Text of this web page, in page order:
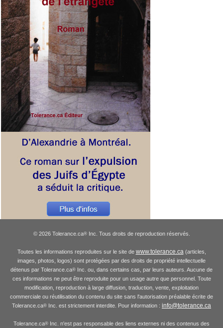
© 2026 Tolerance.ca®Inc. Tous droits de reproduction réservés.
Toutes les informations reproduites sur le site de www.tolerance.ca(articles,
images, photos, logos) sont protégées par des droits de propriété intellectuelle
détenus par Tolerance.ca® Inc. ou, dans certains cas, par leurs auteurs. Aucune de
ces informations ne peut être reproduite pour un usage autre que personnel. Toute
modification, reproduction à large diffusion, traduction, vente, exploitation
commerciale ou réutilisation du contenu du site sans l'autorisation préalable écrite de
Tolerance.ca® Inc. est strictement interdite. Pour information : info@tolerance.ca
Tolerance.ca® Inc. n'est pas responsable des liens externes ni des contenus des